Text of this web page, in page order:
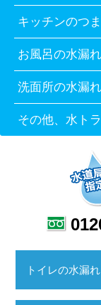
キッチンのつ
お風呂の水漏
洗面所の水漏
その他、水ト
トイレの水漏